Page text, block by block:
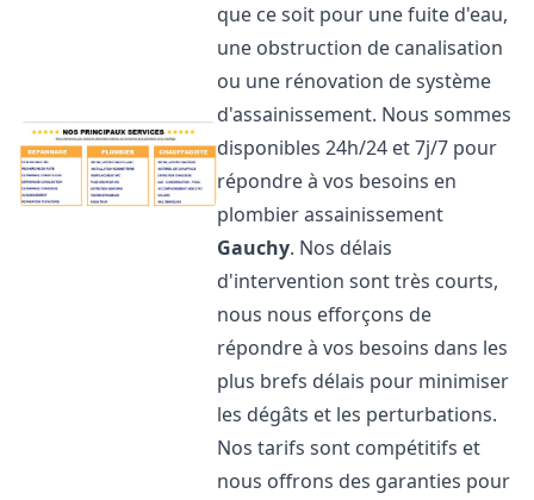
que ce soit pour une fuite d'eau,
une obstruction de canalisation
ou une rénovation de système
d'assainissement. Nous sommes
disponibles 24h/24 et 7j/7 pour
répondre à vos besoins en
plombier assainissement
Gauchy. Nos délais
d'intervention sont très courts,
nous nous efforçons de
répondre à vos besoins dans les
plus brefs délais pour minimiser
les dégâts et les perturbations.
Nos tarifs sont compétitifs et
nous offrons des garanties pour